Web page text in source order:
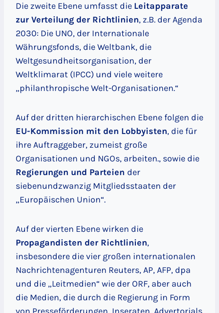
Die zweite Ebene umfasst die Leitapparate
zur Verteilung der Richtlinien, z.B. der Agenda
2030: Die UNO, der Internationale
Währungsfonds, die Weltbank, die
Weltgesundheitsorganisation, der
Weltklimarat (IPCC) und viele weitere
„philanthropische Welt-Organisationen.“
Auf der dritten hierarchischen Ebene folgen die
EU-Kommission mit den Lobbyisten, die für
ihre Auftraggeber, zumeist große
Organisationen und NGOs, arbeiten., sowie die
Regierungen und Parteien der
siebenundzwanzig Mitgliedsstaaten der
„Europäischen Union“.
Auf der vierten Ebene wirken die
Propagandisten der Richtlinien,
insbesondere die vier großen internationalen
Nachrichtenagenturen Reuters, AP, AFP, dpa
und die „Leitmedien“ wie der ORF, aber auch
die Medien, die durch die Regierung in Form